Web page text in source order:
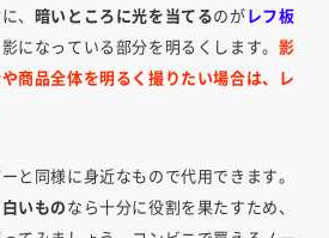
、 暗いところに光を当てるのが レフ板
になっている部分を明るくします。 影
商品全体を明るく撮りたい場合は、レ
と同様に身近なもので代用できます。
いもの なら十分に役割を果たすため、